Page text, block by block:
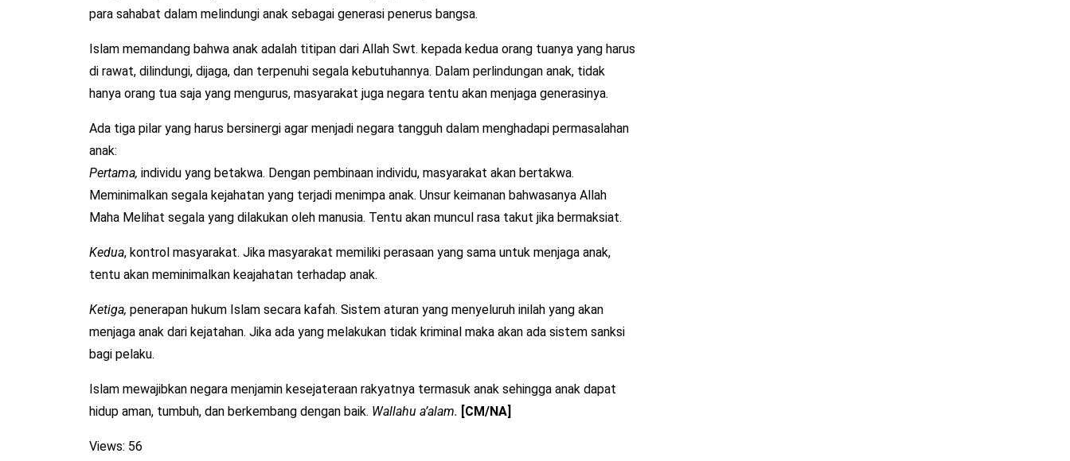
para sahabat dalam melindungi anak sebagai generasi penerus bangsa.
Islam memandang bahwa anak adalah titipan dari Allah Swt. kepada kedua orang tuanya yang harus
di rawat, dilindungi, dijaga, dan terpenuhi segala kebutuhannya. Dalam perlindungan anak, tidak
hanya orang tua saja yang mengurus, masyarakat juga negara tentu akan menjaga generasinya.
Ada tiga pilar yang harus bersinergi agar menjadi negara tangguh dalam menghadapi permasalahan
anak:
Pertama, individu yang betakwa. Dengan pembinaan individu, masyarakat akan bertakwa.
Meminimalkan segala kejahatan yang terjadi menimpa anak. Unsur keimanan bahwasanya Allah
Maha Melihat segala yang dilakukan oleh manusia. Tentu akan muncul rasa takut jika bermaksiat.
Kedua, kontrol masyarakat. Jika masyarakat memiliki perasaan yang sama untuk menjaga anak,
tentu akan meminimalkan keajahatan terhadap anak.
Ketiga, penerapan hukum Islam secara kafah. Sistem aturan yang menyeluruh inilah yang akan
menjaga anak dari kejatahan. Jika ada yang melakukan tidak kriminal maka akan ada sistem sanksi
bagi pelaku.
Islam mewajibkan negara menjamin kesejateraan rakyatnya termasuk anak sehingga anak dapat
hidup aman, tumbuh, dan berkembang dengan baik. Wallahu a’alam. [CM/NA]
Views: 56